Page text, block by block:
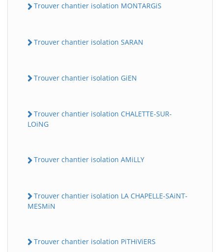
Trouver chantier isolation MONTARGiS
Trouver chantier isolation SARAN
Trouver chantier isolation GiEN
Trouver chantier isolation CHALETTE-SUR-
LOiNG
Trouver chantier isolation AMiLLY
Trouver chantier isolation LA CHAPELLE-SAiNT-
MESMiN
Trouver chantier isolation PiTHiViERS